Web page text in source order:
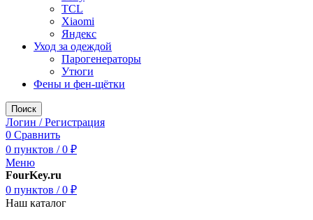
TCL
Xiaomi
Яндекс
Уход за одеждой
Парогенераторы
Утюги
Фены и фен-щётки
Поиск
Логин / Регистрация
0 Сравнить
0 пунктов / 0 ₽
Меню
FourKey.ru
0 пунктов / 0 ₽
Наш каталог